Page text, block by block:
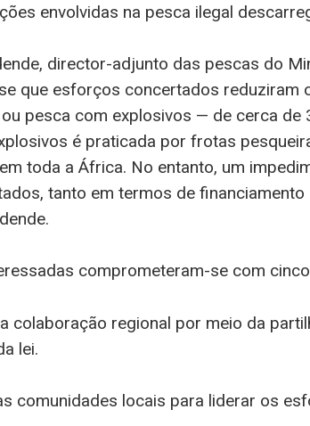
envolvidas na pesca ilegal
director-adjunto das pescas do
que esforços concertados reduziram
pesca com explosivos — de cerca de
é praticada por frotas
toda a África. No entanto, um
tanto em termos de financiamento
comprometeram-se com
colaboração regional por meio da
lei.
comunidades locais para liderar os